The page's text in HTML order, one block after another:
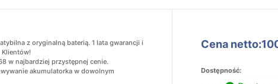
z oryginalną baterią. 1 lata gwarancji i
Klientów!
w najbardziej przystępnej cenie.
akumulatorka w dowolnym
Cena
Dostępność: